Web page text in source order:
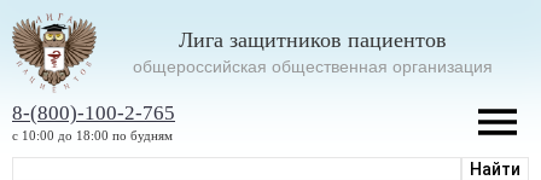
Лига защитников пациентов
oбщероссийская общественная организация
8-(800)-100-2-765
с 10:00 до 18:00 по будням